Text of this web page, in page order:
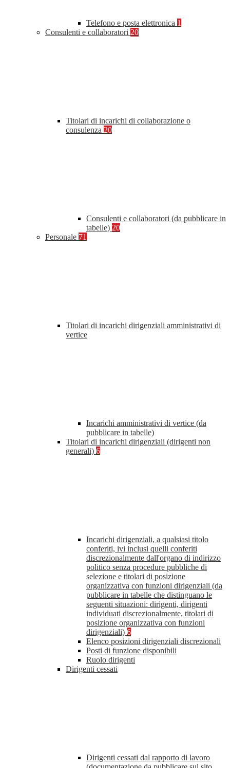
Telefono e posta elettronica 1
Consulenti e collaboratori 20
Titolari di incarichi di collaborazione o
consulenza 20
Consulenti e collaboratori (da pubblicare in
tabelle) 20
Personale 71
Titolari di incarichi dirigenziali amministrativi di
vertice
Incarichi amministrativi di vertice (da
pubblicare in tabelle)
Titolari di incarichi dirigenziali (dirigenti non
generali) 6
Incarichi dirigenziali, a qualsiasi titolo
conferiti, ivi inclusi quelli conferiti
discrezionalmente dall'organo di indirizzo
politico senza procedure pubbliche di
selezione e titolari di posizione
organizzativa con funzioni dirigenziali (da
pubblicare in tabelle che distinguano le
seguenti situazioni: dirigenti, dirigenti
individuati discrezionalmente, titolari di
posizione organizzativa con funzioni
dirigenziali) 6
Elenco posizioni dirigenziali discrezionali
Posti di funzione disponibili
Ruolo dirigenti
Dirigenti cessati
Dirigenti cessati dal rapporto di lavoro